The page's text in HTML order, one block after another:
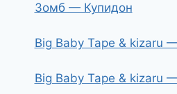
Зомб — Купидон
Big Baby Tape & kizaru
Big Baby Tape & kizaru